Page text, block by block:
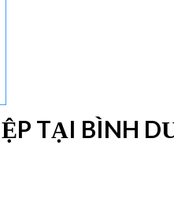
TẠI BÌNH